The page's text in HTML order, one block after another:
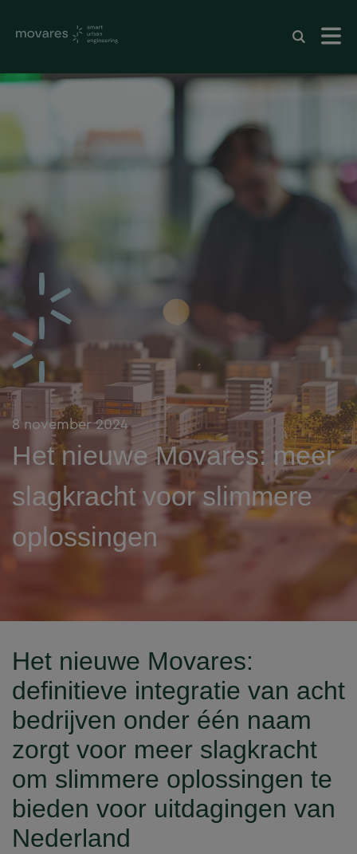
8 november 2024
Het nieuwe Movares: meer
slagkracht voor slimmere
oplossingen
Het nieuwe Movares:
definitieve integratie van acht
bedrijven onder één naam
zorgt voor meer slagkracht
om slimmere oplossingen te
bieden voor uitdagingen van
Nederland